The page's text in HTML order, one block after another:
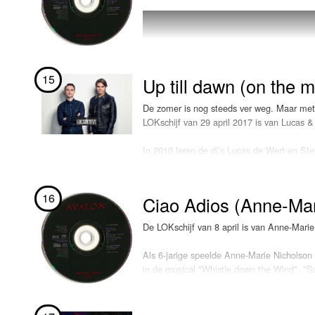
het nummer. “Ik ben overdonderd door al
omdat zijn eerste single LOKSCHIJF is
15 Up till dawn (on the
De zomer is nog steeds ver weg. Maar
LOKschijf van 29 april 2017 is van Lucas
In 2010 leren de dj’s Lucas de Wert en
te beklimmen met tracks als "Mind
16 Ciao Adios (Anne-
De LOKschijf van 8 april is van Anne-
Als 6-jarige speelde Anne-Marie
in de musical "Whistle down the Wind".